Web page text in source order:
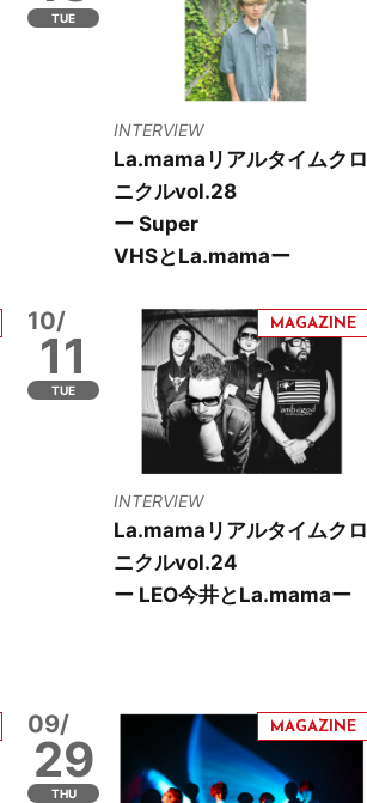
TUE
INTERVIEW
La.mamaリアルタイムクロ
ニクルvol.28
ー Super
VHSとLa.mamaー
10/
11
TUE
INTERVIEW
La.mamaリアルタイムクロ
ニクルvol.24
ー LEO今井とLa.mamaー
09/
29
THU